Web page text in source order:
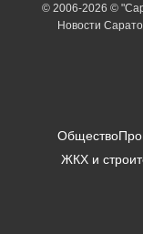
© 2006-2026 ©
Новости
Общество
ЖКХ и